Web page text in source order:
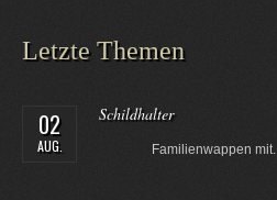
Letzte Themen
02
AUG.
Schildhalter
Familienwappen